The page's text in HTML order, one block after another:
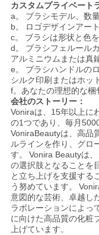
カスタムプライベート
a。
ブラシモデル、数
b。
ロゴデザインアー
c。
ブラシは形状と色
d。
ブラシフェルール
アルミニウムまたは真
e。
ブラシハンドルの
シルク印刷またはホッ
f。あなたの理想的な梱
会社のストーリー：
Voniraは、15年以上に
の1つであり、毎月
VoniraBeautyは、高品
ルラインを作り、グロ
す。
Vonira Beautyは
の選択肢となることを
と立ち上げを支援する
う努めています。
意図的な芸術、卓越し
ラボレーションによっ
に向けた高品質の化粧
上げています。